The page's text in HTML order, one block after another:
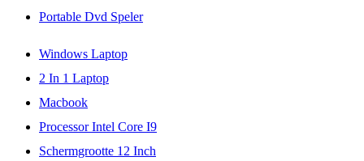
Portable Dvd Speler
Windows Laptop
2 In 1 Laptop
Macbook
Processor Intel Core I9
Schermgrootte 12 Inch